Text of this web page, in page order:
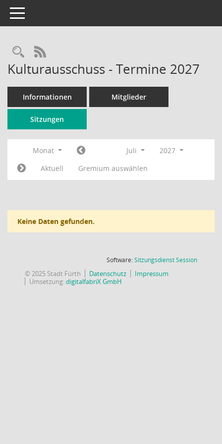
Toggle navigation
Rechercheauswahl
RSS-Feed
Kulturausschuss - Termine 2027
Informationen Mitglieder
Sitzungen
Monat Juli
2027
Aktuell
Gremium auswählen
Keine Daten gefunden.
Software:SitzungsdienstSession(Wird in
© 2025 Stadt Fürth Datenschutz
Impressum
Umsetzung:digitalfabriX GmbH